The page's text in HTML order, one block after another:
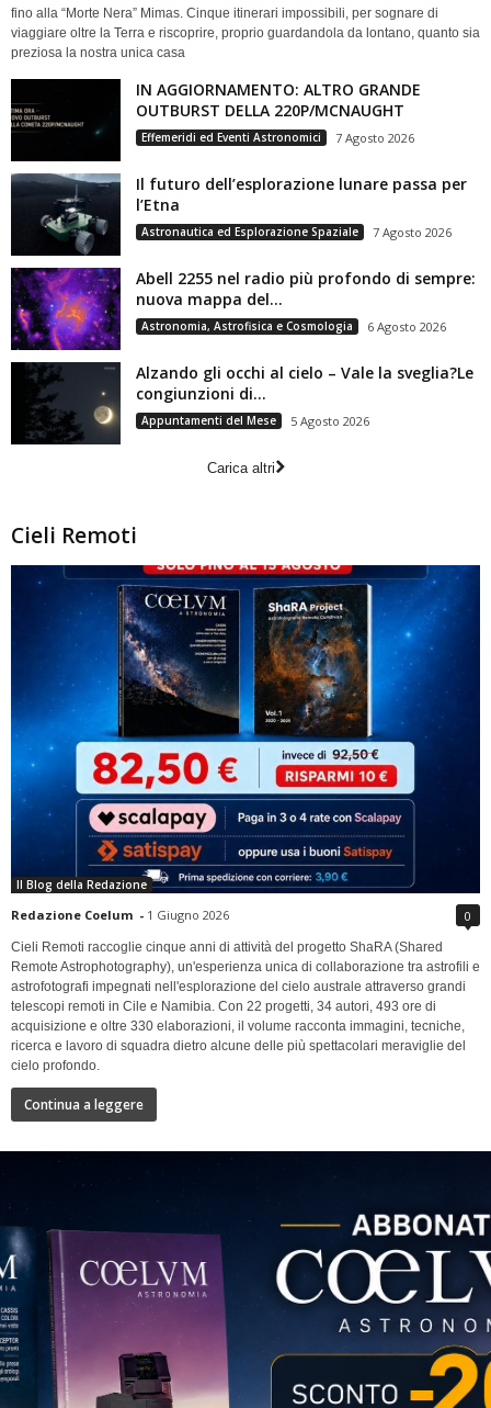
fino alla “Morte Nera” Mimas. Cinque itinerari impossibili, per sognare di
viaggiare oltre la Terra e riscoprire, proprio guardandola da lontano, quanto sia
preziosa la nostra unica casa
IN AGGIORNAMENTO: ALTRO GRANDE
OUTBURST DELLA 220P/MCNAUGHT
Effemeridi ed Eventi Astronomici 7 Agosto 2026
Il futuro dell’esplorazione lunare passa per
l’Etna
Astronautica ed Esplorazione Spaziale 7 Agosto 2026
Abell 2255 nel radio più profondo di sempre:
nuova mappa del...
Astronomia, Astrofisica e Cosmologia 6 Agosto 2026
Alzando gli occhi al cielo – Vale la sveglia?Le
congiunzioni di...
Appuntamenti del Mese 5 Agosto 2026
Carica altri
Cieli Remoti
Il Blog della Redazione
Redazione Coelum - 1 Giugno 2026 0
Cieli Remoti raccoglie cinque anni di attività del progetto ShaRA (Shared
Remote Astrophotography), un'esperienza unica di collaborazione tra astrofili e
astrofotografi impegnati nell'esplorazione del cielo australe attraverso grandi
telescopi remoti in Cile e Namibia. Con 22 progetti, 34 autori, 493 ore di
acquisizione e oltre 330 elaborazioni, il volume racconta immagini, tecniche,
ricerca e lavoro di squadra dietro alcune delle più spettacolari meraviglie del
cielo profondo.
Continua a leggere